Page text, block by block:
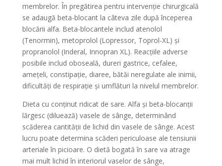
membrelor. În pregătirea pentru intervenție chirurgicală
se adaugă beta-blocant la câteva zile după începerea
blocării alfa. Beta-blocantele includ atenolol
(Tenormin), metoprolol (Lopressor, Toprol-XL) și
propranolol (Inderal, Innopran XL). Reacțiile adverse
posibile includ oboseală, dureri gastrice, cefalee,
amețeli, constipație, diaree, bătăi neregulate ale inimii,
dificultăți de respirație și umflături la nivelul membrelor.
Dieta cu conținut ridicat de sare. Alfa și beta-blocanții
lărgesc (diluează) vasele de sânge, determinând
scăderea cantității de lichid din vasele de sânge. Acest
lucru poate determina scăderi periculoase ale tensiunii
arteriale în picioare. O dietă bogată în sare va atrage
mai mult lichid în interiorul vaselor de sânge,